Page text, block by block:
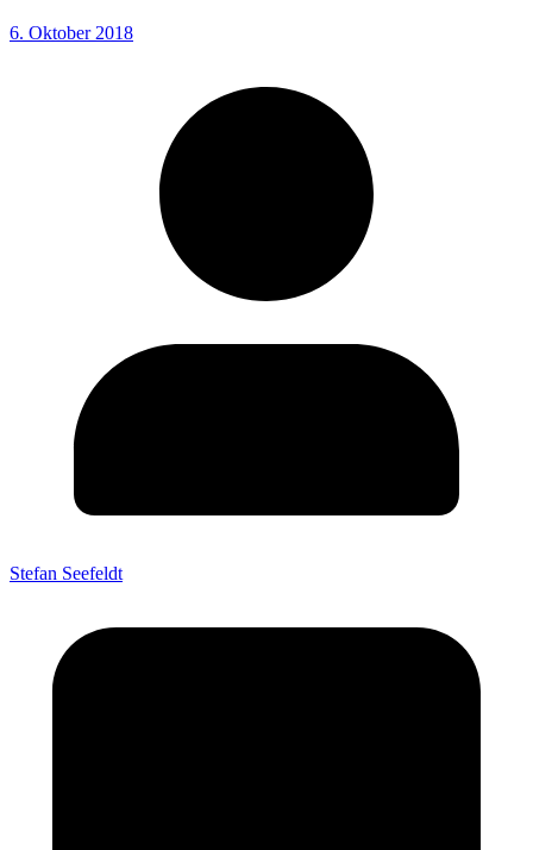
6. Oktober 2018
Stefan Seefeldt